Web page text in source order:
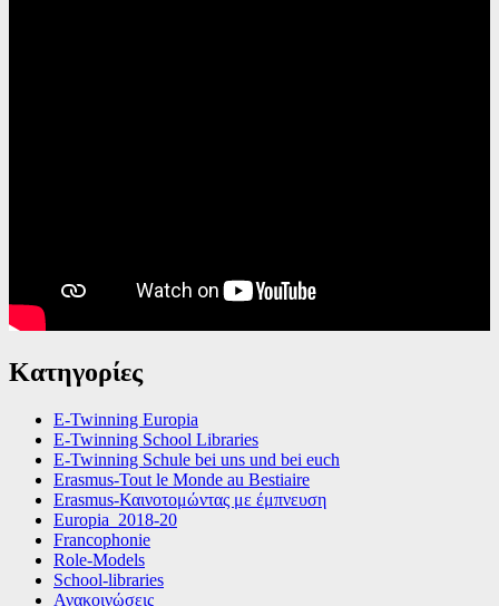
Κατηγορίες
E-Twinning Europia
E-Twinning School Libraries
E-Twinning Schule bei uns und bei euch
Erasmus-Tout le Monde au Bestiaire
Erasmus-Καινοτομώντας με έμπνευση
Europia_2018-20
Francophonie
Role-Models
School-libraries
Ανακοινώσεις